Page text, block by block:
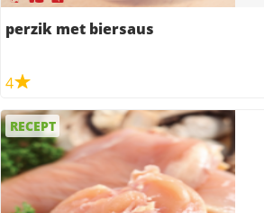
perzik met biersaus
4
RECEPT